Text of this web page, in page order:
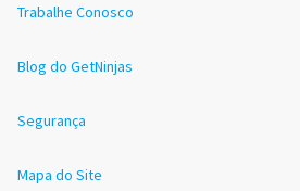
Trabalhe Conosco
Blog do GetNinjas
Segurança
Mapa do Site